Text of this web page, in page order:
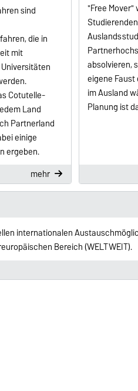
sind
die in
mit
Cotutelle-
Land
Partnerland
einige
ergeben.
mehr
"Free Mover"
absolvieren,
eigene
im Ausland
Planung ist
internationalen
Bereich (WELTWEIT).